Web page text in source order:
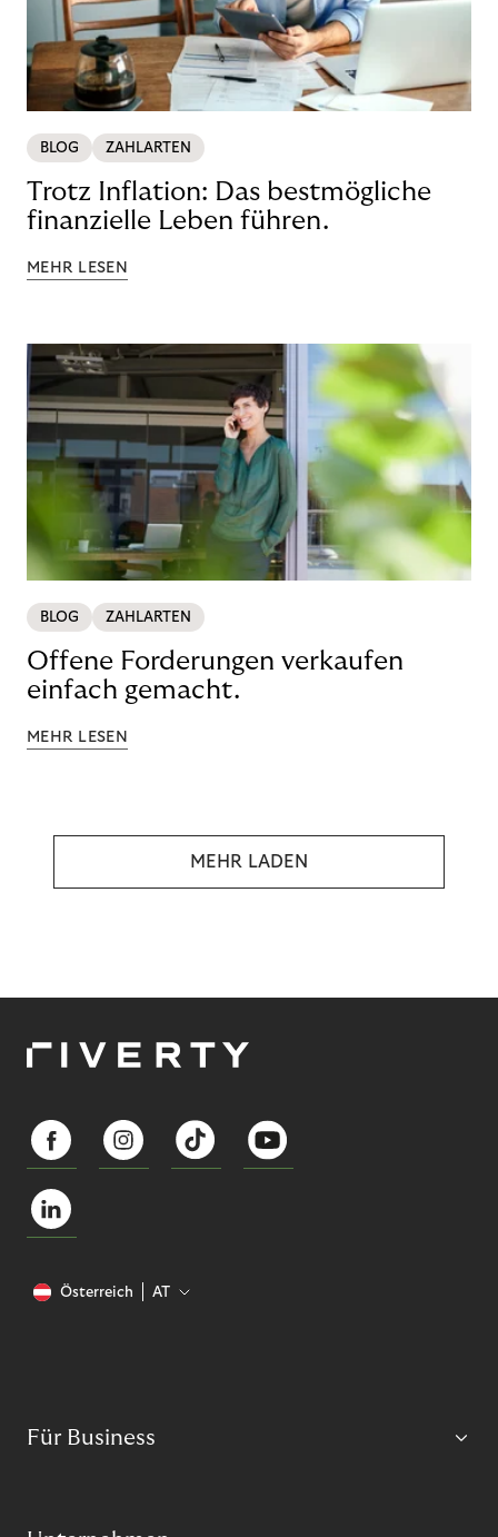
BLOG ZAHLARTEN
Trotz Inflation: Das bestmögliche
finanzielle Leben führen.
MEHR LESEN
BLOG ZAHLARTEN
Offene Forderungen verkaufen
einfach gemacht.
MEHR LESEN
MEHR LADEN
Österreich AT
Für Business